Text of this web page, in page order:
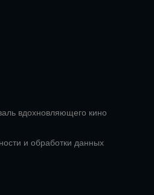
вдохновляющего кино
и обработки данных